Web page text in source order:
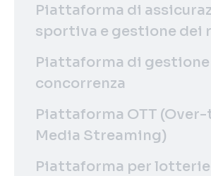
Piattaforma di
sportiva e gestione dei
Piattaforma di gestione
concorrenza
Piattaforma OTT
Media Streaming)
Piattaforma per